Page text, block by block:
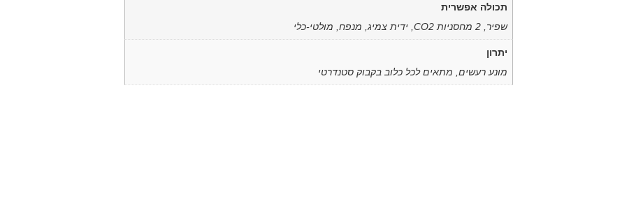
תכולה אפשרית
שפיר, 2 מחסניות CO2, ידית צמיג, מנפח, מולטי-כלי
יתרון
מונע רעשים, מתאים לכל כלוב בקבוק סטנדרטי